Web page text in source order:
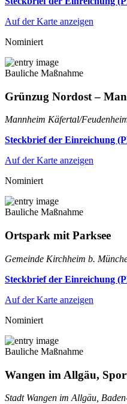
Auf der Karte anzeigen
Nominiert
Bauliche Maßnahme
Grünzug Nordost –
Mannheim Käfertal/
Steckbrief der Einreichung
Auf der Karte anzeigen
Nominiert
Bauliche Maßnahme
Ortspark mit Parksee
Gemeinde Kirchheim b.
Steckbrief der Einreichung
Auf der Karte anzeigen
Nominiert
Bauliche Maßnahme
Wangen im Allgäu,
Stadt Wangen im Allgäu,